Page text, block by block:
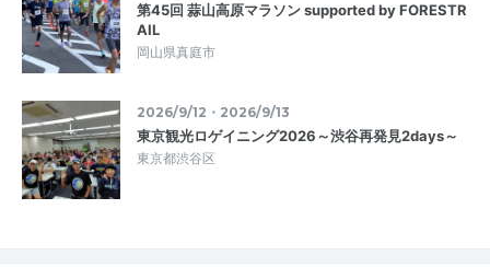
第45回 蒜山高原マラソン supported by FORESTR
AIL
岡山県真庭市
2026/9/12・2026/9/13
東京観光ロゲイニング2026～渋谷再発見2days～
東京都渋谷区